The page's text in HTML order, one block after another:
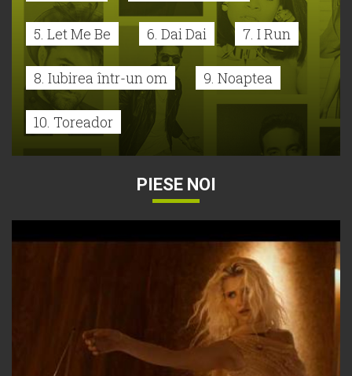
5. Let Me Be 6. Dai Dai 7. I Run
8. Iubirea într-un om 9. Noaptea
10. Toreador
PIESE NOI